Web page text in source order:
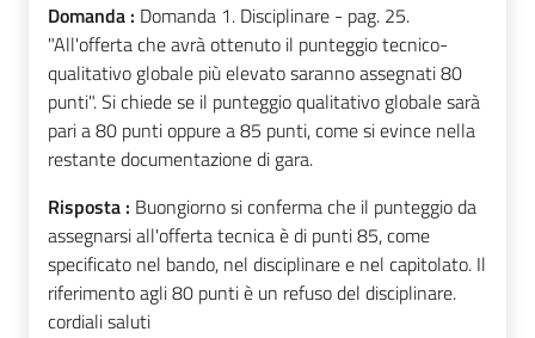
Domanda : Domanda 1. Disciplinare - pag. 25.
"All'offerta che avrà ottenuto il punteggio tecnico-
qualitativo globale più elevato saranno assegnati 80
punti". Si chiede se il punteggio qualitativo globale sarà
pari a 80 punti oppure a 85 punti, come si evince nella
restante documentazione di gara.
Risposta : Buongiorno si conferma che il punteggio da
assegnarsi all'offerta tecnica è di punti 85, come
specificato nel bando, nel disciplinare e nel capitolato. Il
riferimento agli 80 punti è un refuso del disciplinare.
cordiali saluti